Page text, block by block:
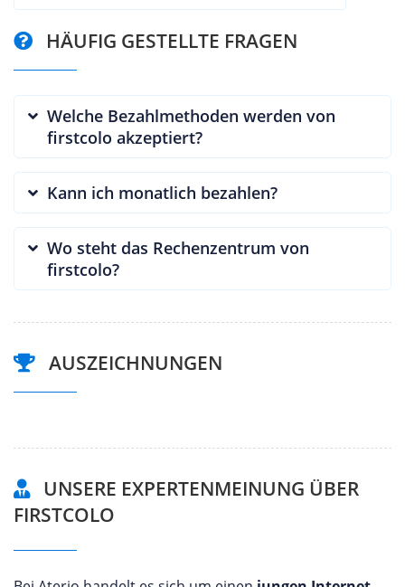
HÄUFIG GESTELLTE FRAGEN
Welche Bezahlmethoden werden von
firstcolo akzeptiert?
Kann ich monatlich bezahlen?
Wo steht das Rechenzentrum von
firstcolo?
AUSZEICHNUNGEN
UNSERE EXPERTENMEINUNG ÜBER
FIRSTCOLO